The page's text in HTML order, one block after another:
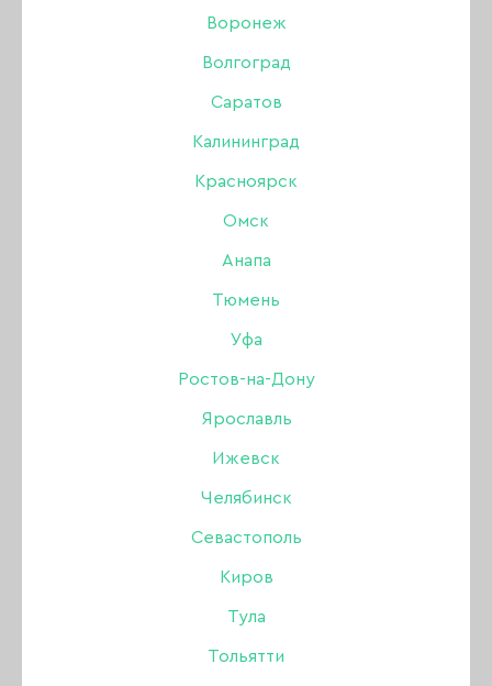
Воронеж
Волгоград
Саратов
Калининград
Красноярск
Омск
Анапа
Тюмень
Уфа
Ростов-на-Дону
Ярославль
Ижевск
Челябинск
Севастополь
Киров
Тула
Тольятти
ГЕЛЬ И ГЕЛЬ-ЛАК С СУХОЦВЕТАМИ